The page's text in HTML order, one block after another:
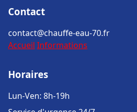
Contact
contact@chauffe-eau-70.fr
Accueil Informations
Horaires
Lun-Ven: 8h-19h